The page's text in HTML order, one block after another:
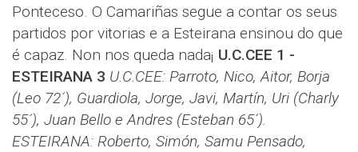
Ponteceso. O Camariñas segue a contar os seus
partidos por vitorias e a Esteirana ensinou do que
é capaz. Non nos queda nada¡ U.C.CEE 1 -
ESTEIRANA 3 U.C.CEE: Parroto, Nico, Aitor, Borja
(Leo 72´), Guardiola, Jorge, Javi, Martín, Uri (Charly
55´), Juan Bello e Andres (Esteban 65´).
ESTEIRANA: Roberto, Simón, Samu Pensado,